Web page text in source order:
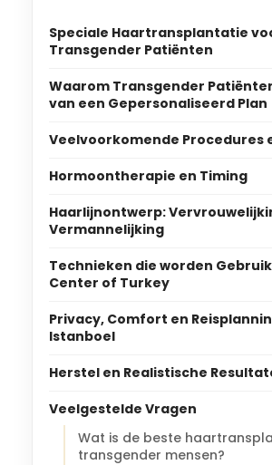
Speciale Haartransplantatie
Transgender Patiënten
Waarom Transgender
van een Gepersonaliseerd Plan
Veelvoorkomende Procedures
Hormoontherapie en Timing
Haarlijnontwerp:
Vermannelijking
Technieken die worden
Center of Turkey
Privacy, Comfort en
Istanboel
Herstel en Realistische
Veelgestelde Vragen
Wat is de beste
transgender mensen?